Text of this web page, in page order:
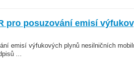
pro posuzování emisí
emisí výfukových plynů nesilničních
...